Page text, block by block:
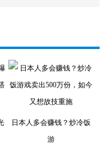
日本人多会赚钱？炒冷饭
游